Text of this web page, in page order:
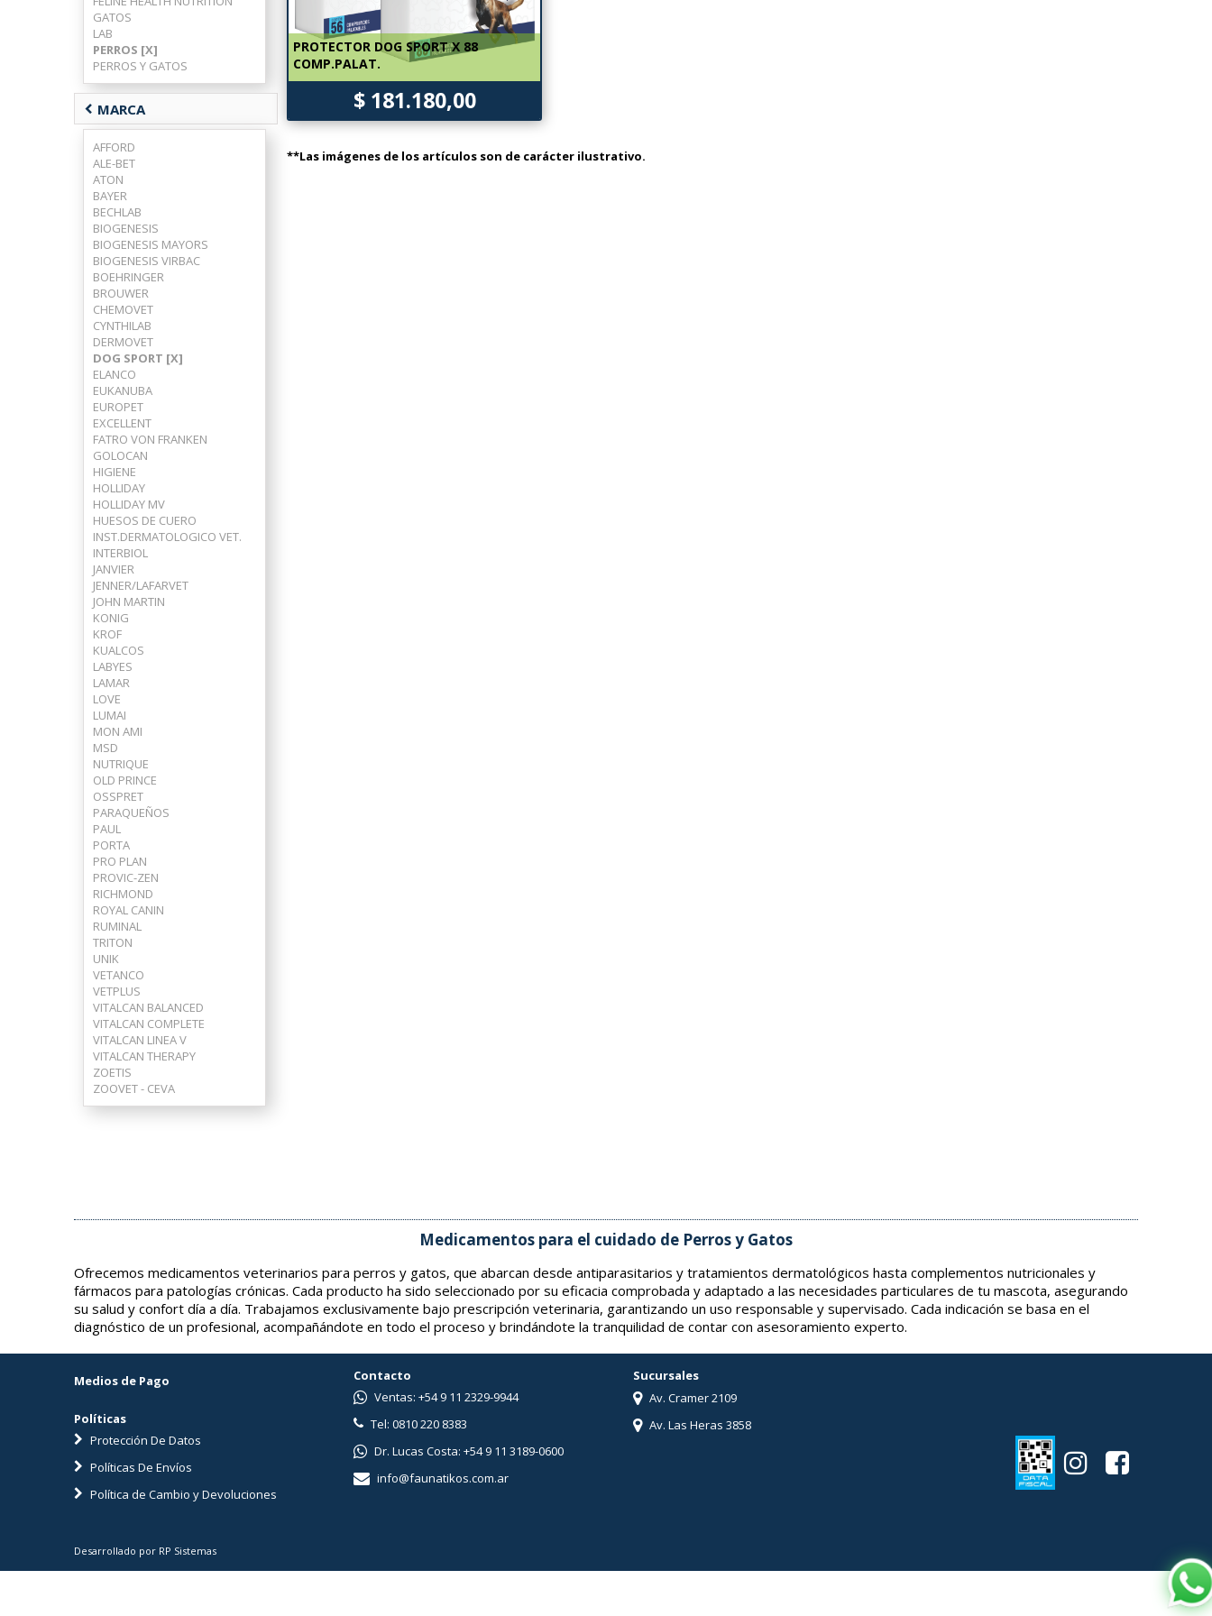
GATOS
LAB
PERROS [X]
PERROS Y GATOS
chevron_left MARCA
AFFORD
ALE-BET
ATON
BAYER
BECHLAB
BIOGENESIS
BIOGENESIS MAYORS
BIOGENESIS VIRBAC
BOEHRINGER
BROUWER
CHEMOVET
CYNTHILAB
DERMOVET
DOG SPORT [X]
ELANCO
EUKANUBA
EUROPET
EXCELLENT
FATRO VON FRANKEN
GOLOCAN
HIGIENE
HOLLIDAY
HOLLIDAY MV
HUESOS DE CUERO
INST.DERMATOLOGICO VET.
INTERBIOL
JANVIER
JENNER/LAFARVET
JOHN MARTIN
KONIG
KROF
KUALCOS
LABYES
LAMAR
LOVE
LUMAI
MON AMI
MSD
NUTRIQUE
OLD PRINCE
OSSPRET
PARAQUEÑOS
PAUL
PORTA
PRO PLAN
PROVIC-ZEN
RICHMOND
ROYAL CANIN
RUMINAL
TRITON
UNIK
VETANCO
VETPLUS
VITALCAN BALANCED
VITALCAN COMPLETE
VITALCAN LINEA V
VITALCAN THERAPY
ZOETIS
ZOOVET - CEVA
PROTECTOR DOG SPORT X 88
COMP.PALAT.
$ 181.180,00
**Las imágenes de los artículos son de carácter ilustrativo.
Medicamentos para el cuidado de Perros y Gatos
Ofrecemos medicamentos veterinarios para perros y gatos, que abarcan desde antiparasitarios y tratamientos dermatológicos hasta complementos nutricionales y
fármacos para patologías crónicas. Cada producto ha sido seleccionado por su eficacia comprobada y adaptado a las necesidades particulares de tu mascota, asegurando
su salud y confort día a día. Trabajamos exclusivamente bajo prescripción veterinaria, garantizando un uso responsable y supervisado. Cada indicación se basa en el
diagnóstico de un profesional, acompañándote en todo el proceso y brindándote la tranquilidad de contar con asesoramiento experto.
Medios de Pago
Políticas
Protección De Datos
Políticas De Envíos
Política de Cambio y Devoluciones
Desarrollado por RP Sistemas
Contacto
Ventas: +54 9 11 2329-9944
Tel: 0810 220 8383
Dr. Lucas Costa: +54 9 11 3189-0600
info@faunatikos.com.ar
Sucursales
Av. Cramer 2109
Av. Las Heras 3858